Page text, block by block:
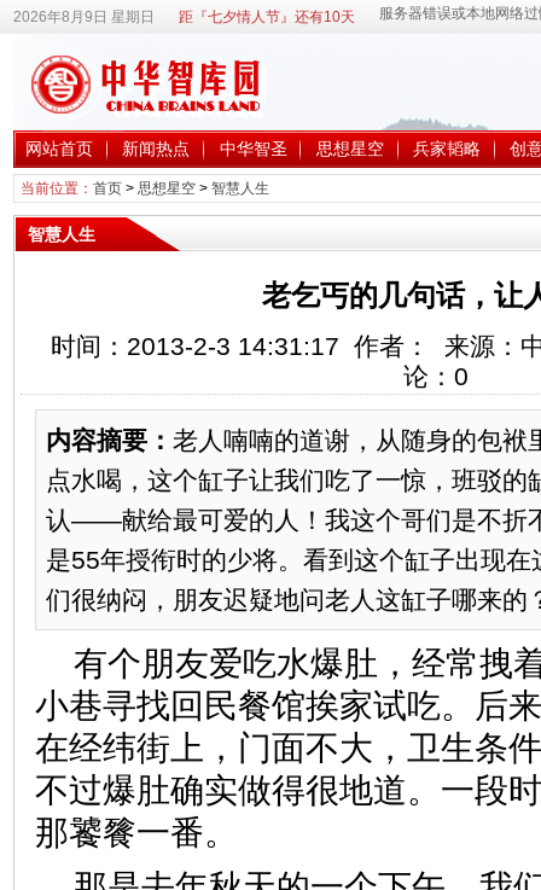
2026年8月9日 星期日 距『七夕情人节』还有10天
网站首页 新闻热点 中华智圣 思想星空 兵家韬略 创
当前位置： 首页> 思想星空> 智慧人生
智慧人生
老乞丐的几句话，让
时间：2013-2-3 14:31:17 作者： 来源：
论： 0
内容摘要： 老人喃喃的道谢，从随身的包袱
点水喝，这个缸子让我们吃了一惊，班驳的
认——献给最可爱的人！我这个哥们是不折
是55年授衔时的少将。看到这个缸子出现
们很纳闷，朋友迟疑地问老人这缸子哪
有个朋友爱吃水爆肚，经常拽
小巷寻找回民餐馆挨家试吃。后
在经纬街上，门面不大，卫生条
不过爆肚确实做得很地道。一段
那饕餮一番。